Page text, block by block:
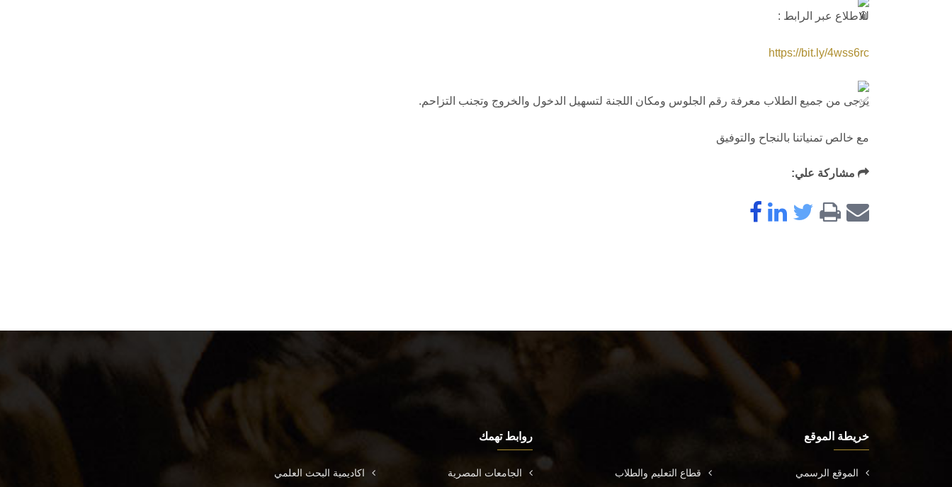
للاطلاع عبر الرابط :
https://bit.ly/4wss6rc
يرجى من جميع الطلاب معرفة رقم الجلوس ومكان اللجنة لتسهيل الدخول والخروج وتجنب التزاحم.
مع خالص تمنياتنا بالنجاح والتوفيق
مشاركة علي:
خريطة الموقع
الموقع الرسمي قطاع التعليم والطلاب
روابط تهمك
الجامعات المصرية اكاديمية البحث العلمي